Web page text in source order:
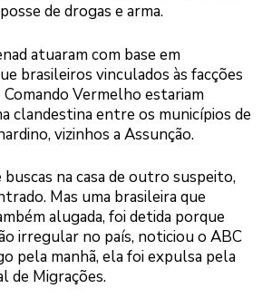
de drogas e arma.
atuaram com base em
brasileiros vinculados às facções
Comando Vermelho estariam
clandestina entre os municípios de
vizinhos a Assunção.
buscas na casa de outro suspeito,
Mas uma brasileira que
alugada, foi detida porque
irregular no país, noticiou o ABC
pela manhã, ela foi expulsa pela
de Migrações.